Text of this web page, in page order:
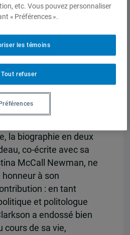
politiques et les
et premiers
et façonné les
publique, comment
défis majeurs auxquels
et enfin quel usage
bureaucratique
amis. Souvent citée
la biographie en deux
co-écrite avec sa
McCall Newman, ne
à son
: en tant
et politologue
a endossé bien
cours de sa vie,
etc. Vous pouvez personnaliser
« Préférences ».
Tout refuser
les témoins
Préférences